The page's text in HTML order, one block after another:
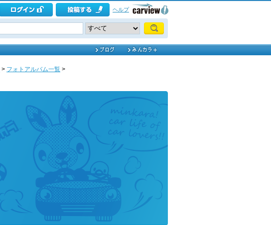
ヘルプ
> フォトアルバム一覧 >